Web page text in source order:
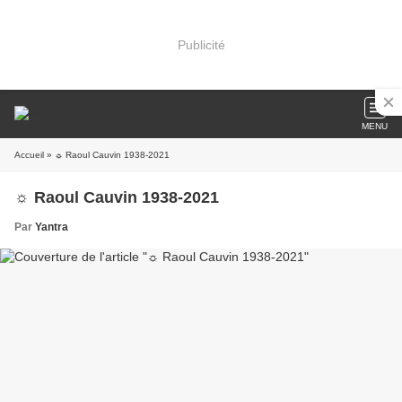
Publicité
MENU
Accueil » ☼ Raoul Cauvin 1938-2021
☼ Raoul Cauvin 1938-2021
Par Yantra